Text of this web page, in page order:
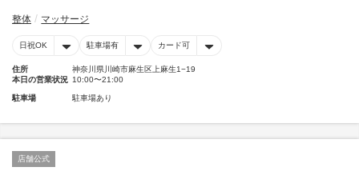
整体 マッサージ
日祝OK 駐車場有 カード可
住所
神奈川県川崎市麻生区上麻生1−19
本日の営業状況 10:00〜21:00
駐車場 駐車場あり
店舗公式